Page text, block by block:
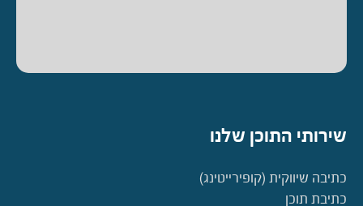
שירותי התוכן שלנו
כתיבה שיווקית (קופירייטינג)
כתיבת תוכן